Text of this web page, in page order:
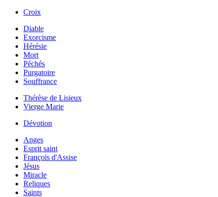
Croix
Diable
Exorcisme
Hérésie
Mort
Péchés
Purgatoire
Souffrance
Thérèse de Lisieux
Vierge Marie
Dévotion
Anges
Esprit saint
François d'Assise
Jésus
Miracle
Reliques
Saints